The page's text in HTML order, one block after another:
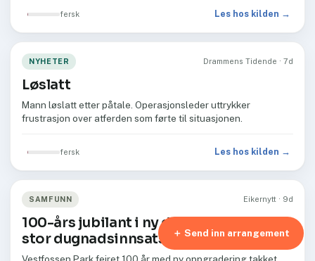
fersk Les hos kilden →
NYHETER Drammens Tidende · 7d
Løslatt
Mann løslatt etter påtale. Operasjonsleder uttrykker
frustrasjon over atferden som førte til situasjonen.
fersk Les hos kilden →
SAMFUNN Eikernytt · 9d
100-års jubilant i ny drakt takket være
stor dugnadsinnsats
＋ Send inn arrangement